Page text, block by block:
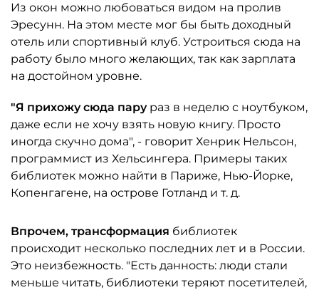
Из окон можно любоваться видом на пролив
Эресунн. На этом месте мог бы быть доходный
отель или спортивный клуб. Устроиться сюда на
работу было много желающих, так как зарплата
на достойном уровне.
"Я прихожу сюда парураз в неделю с ноутбуком,
даже если не хочу взять новую книгу. Просто
иногда скучно­ дома", - говорит Хенрик Нельсон,
программист из Хельсингера. Примеры таких
библиотек можно найти в Париже, Нью-Йорке,
Копенгагене, на острове Готланд и т. д.
Впрочем, трансформация библиотек
происходит несколько последних лет и в России.
Это неизбежность. "Есть данность: люди стали
меньше читать, библиотеки теряют посетителей,